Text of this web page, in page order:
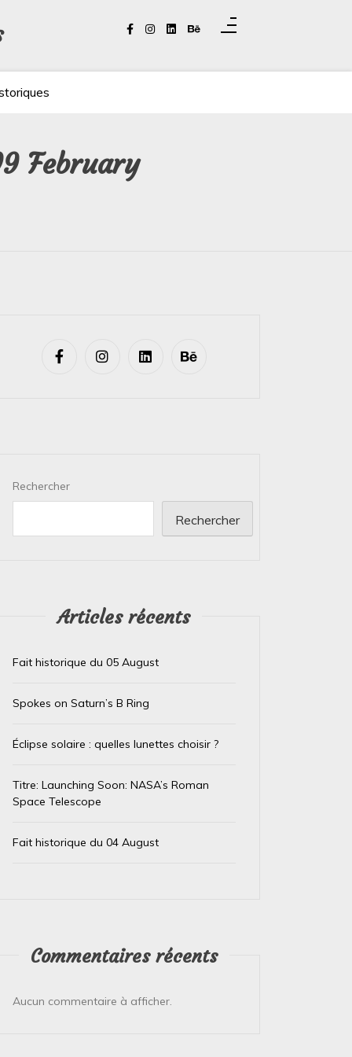
February
Rechercher
Rechercher
Articles récents
Fait historique du 05 August
Spokes on Saturn’s B Ring
Éclipse solaire : quelles lunettes choisir ?
Titre: Launching Soon: NASA’s Roman
Space Telescope
Fait historique du 04 August
Commentaires récents
Aucun commentaire à afficher.